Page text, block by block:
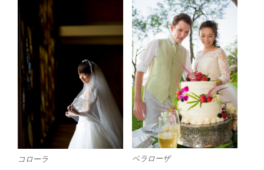
コローラ ベラローザ